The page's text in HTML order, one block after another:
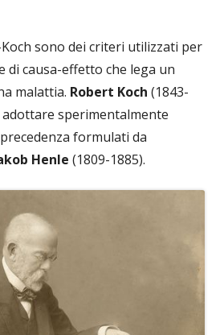
sono dei criteri utilizzati per
di causa-effetto che lega un
malattia. Robert Koch (1843-
sperimentalmente
formulati da
Henle (1809-1885).